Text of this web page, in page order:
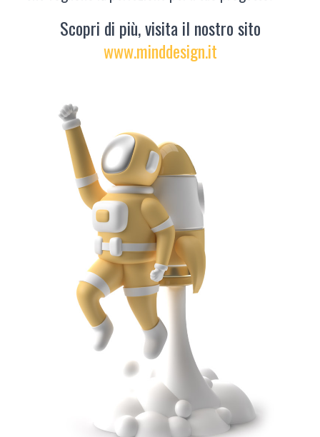
Scopri di più, visita il nostro sito
www.minddesign.it